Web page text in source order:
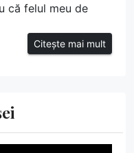
că felul meu de
Citește mai mult